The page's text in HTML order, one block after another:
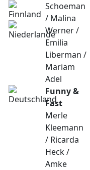
Schoeman
/ Malina
Werner /
Emilia
Liberman /
Mariam
Adel
Funny &
Fast
Merle
Kleemann
/ Ricarda
Heck /
Amke